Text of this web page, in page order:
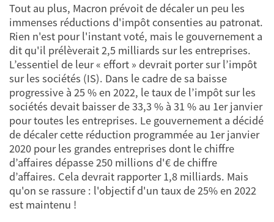
Tout au plus, Macron prévoit de décaler un peu les
immenses réductions d'impôt consenties au patronat.
Rien n'est pour l'instant voté, mais le gouvernement a
dit qu'il prélèverait 2,5 milliards sur les entreprises.
L’essentiel de leur « effort » devrait porter sur l’impôt
sur les sociétés (IS). Dans le cadre de sa baisse
progressive à 25 % en 2022, le taux de l’impôt sur les
sociétés devait baisser de 33,3 % à 31 % au 1er janvier
pour toutes les entreprises. Le gouvernement a décidé
de décaler cette réduction programmée au 1er janvier
2020 pour les grandes entreprises dont le chiffre
d’affaires dépasse 250 millions d'€ de chiffre
d’affaires. Cela devrait rapporter 1,8 milliards. Mais
qu'on se rassure : l'objectif d'un taux de 25% en 2022
est maintenu !